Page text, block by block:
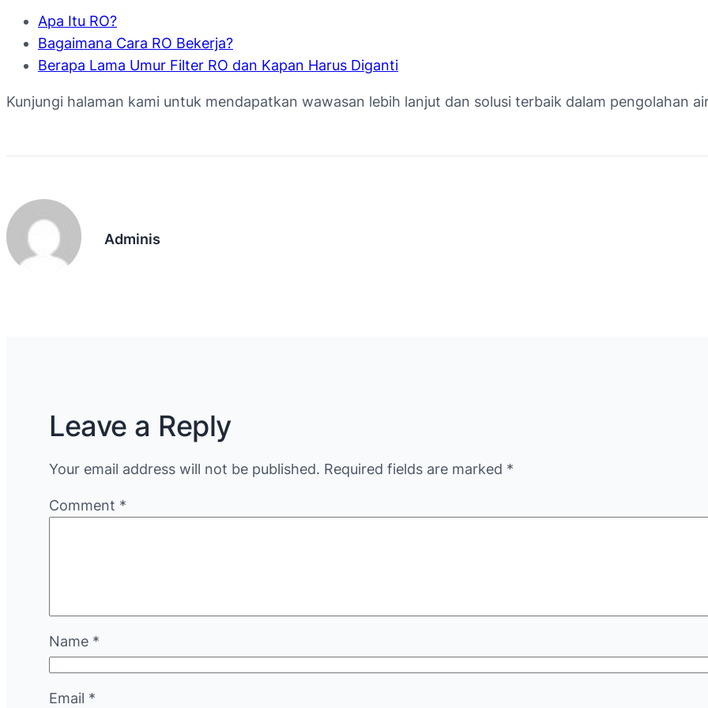
Apa Itu RO?
Bagaimana Cara RO Bekerja?
Berapa Lama Umur Filter RO dan Kapan Harus Diganti
Kunjungi halaman kami untuk mendapatkan wawasan lebih lanjut dan solusi terbaik dalam pengolahan
Adminis
Leave a Reply
Your email address will not be published. Required fields are marked *
Comment *
Name *
Email *